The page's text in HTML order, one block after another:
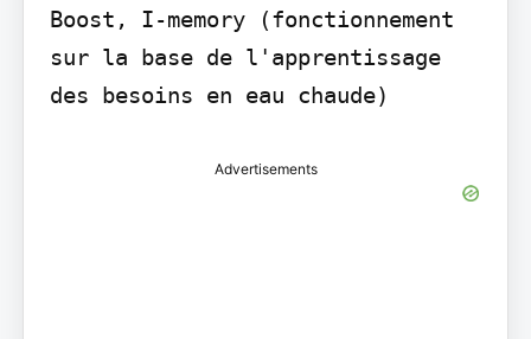
Boost, I-memory (fonctionnement
sur la base de l'apprentissage
des besoins en eau chaude)
Advertisements